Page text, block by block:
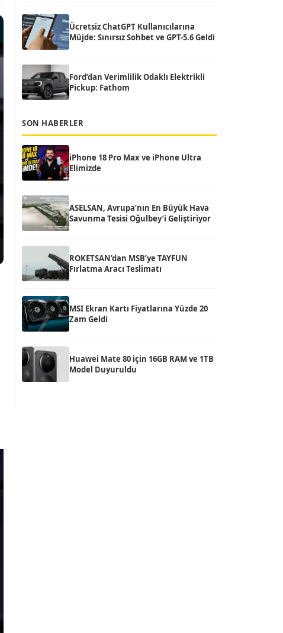
Ücretsiz ChatGPT Kullanıcılarına
Müjde: Sınırsız Sohbet ve GPT-5.6 Geldi
Ford’dan Verimlilik Odaklı Elektrikli
Pickup: Fathom
SON HABERLER
iPhone 18 Pro Max ve iPhone Ultra
Elimizde
ASELSAN, Avrupa’nın En Büyük Hava
Savunma Tesisi Oğulbey’i Geliştiriyor
ROKETSAN’dan MSB’ye TAYFUN
Fırlatma Aracı Teslimatı
MSI Ekran Kartı Fiyatlarına Yüzde 20
Zam Geldi
Huawei Mate 80 için 16GB RAM ve 1TB
Model Duyuruldu